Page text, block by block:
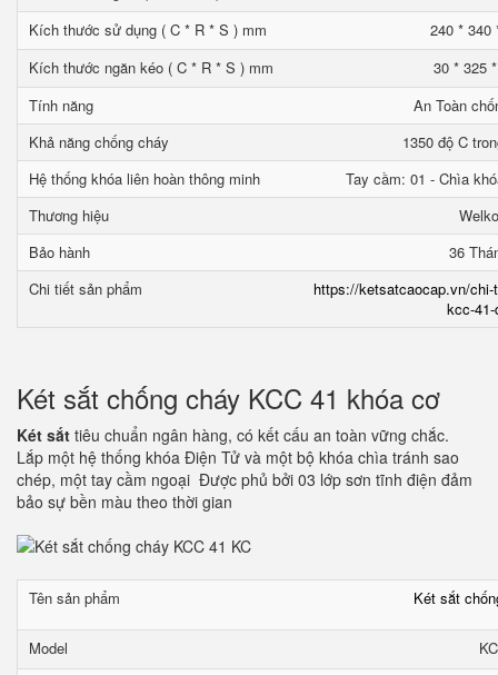
Kích thước sử dụng ( C * R * S ) mm
240 * 340
Kích thước ngăn kéo ( C * R * S ) mm
30 * 325
Tính năng
An Toàn
Khả năng chống cháy
1350 độ C
Hệ thống khóa liên hoàn thông minh
Tay cầm: 01 - Chìa
Thương hiệu
Welko
Bảo hành
36
Chi tiết sản phẩm
https://ketsatcaocap.vn/
kcc-
Két sắt chống cháy KCC 41 khóa cơ
Két sắt tiêu chuẩn ngân hàng, có kết cấu an toàn vững chắc.
Lắp một hệ thống khóa Điện Tử và một bộ khóa chìa tránh sao
chép, một tay cầm ngoại Được phủ bởi 03 lớp sơn tĩnh điện đảm
bảo sự bền màu theo thời gian
Tên sản phẩm Két sắt
Model